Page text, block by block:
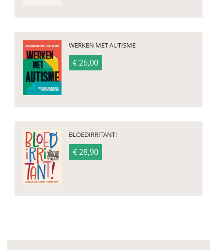
WERKEN MET AUTISME
€ 26,00
BLOEDIRRITANT!
€ 28,90